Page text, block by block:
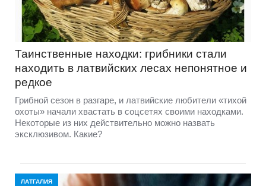
Таинственные находки: грибники стали
находить в латвийских лесах непонятное и
редкое
Грибной сезон в разгаре, и латвийские любители «тихой
охоты» начали хвастать в соцсетях своими находками.
Некоторые из них действительно можно назвать
эксклюзивом. Какие?
ЛАТГАЛИЯ